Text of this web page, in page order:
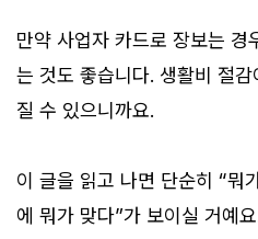
만약 사업자 카드로 장보는 경
는 것도 좋습니다. 생활비 절
질 수 있으니까요.
이 글을 읽고 나면 단순히 “뭐
에 뭐가 맞다”가 보이실 거예